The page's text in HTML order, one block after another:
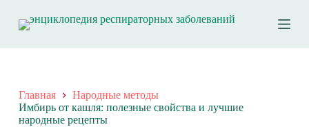
е
к
у
Главная
Народные методы
Имбирь от кашля: полезные свойства и лучшие
народные рецепты